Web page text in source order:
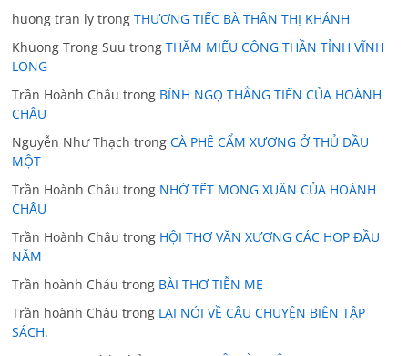
huong tran ly trongTHƯƠNG TIẾC BÀ THÂN THỊ KHÁNH
Khuong Trong Suu trongTHĂM MIẾU CÔNG THẦN TỈNH VĨNH
LONG
Trần Hoành Châu trong BÍNH NGỌ THẲNG TIẾN CỦA HOÀNH
CHÂU
Nguyễn Như Thạch trongCÀ PHÊ CẨM XƯƠNG Ở THỦ DẦU
MỘT
Trần Hoành Châu trong NHỚ TẾT MONG XUÂN CỦA HOÀNH
CHÂU
Trần Hoành Châu trong HỘI THƠ VĂN XƯƠNG CÁC HOP ĐẦU
NĂM
Trần hoành Cháu trong BÀI THƠ TIỄN MẸ
Trần hoành Châu trong LẠI NÓI VỀ CÂU CHUYỆN BIÊN TẬP
SÁCH.